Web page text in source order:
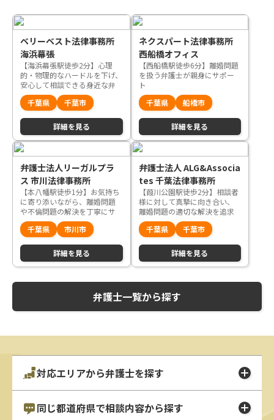
ベリーベスト法律事務所
海浜幕張
【海浜幕張駅徒歩2分】心理
的・物理的なハードルを下げ、
安心して相談できる身近な弁
護士を目指します
千葉県 千葉市
詳細を見る
ネクスパート法律事務所
西船橋オフィス
【西船橋駅徒歩6分】離婚問題
を扱う弁護士が親身にサポー
ト
千葉県
船橋市
詳細を見る
弁護士法人リーガルプラ
ス 市川法律事務所
【本八幡駅徒歩1分】お気持ち
に寄り添いながら、離婚問題
や不倫問題の解決を丁寧にサ
ポートいたします
千葉県 市川市
詳細を見る
弁護士法人 ALG&Associa
tes 千葉法律事務所
【葭川公園駅徒歩2分】相談者
様に対して真摯に向き合い、
離婚問題の適切な解決を追求
いたします
千葉県 千葉市
詳細を見る
弁護士一覧から探す
対応エリアから弁護士を探す
同じ都道府県で相談内容から探す